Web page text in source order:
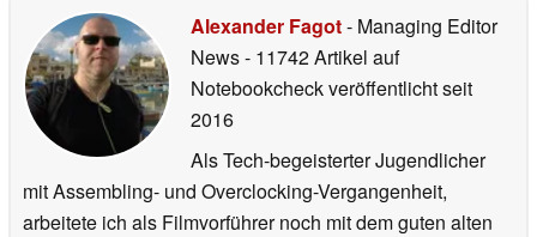
Alexander Fagot- Managing Editor
News- 11742 Artikel auf
Notebookcheck veröffentlichtseit
2016
Als Tech-begeisterter Jugendlicher
mit Assembling- und Overclocking-Vergangenheit,
arbeitete ich als Filmvorführer noch mit dem guten alten